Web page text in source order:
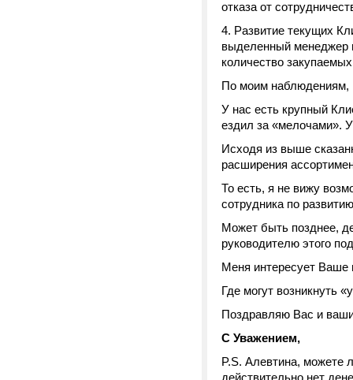
отказа от
4. Развитие текущих
выделенный менеджер
количество
По моим наблюдениям,
У нас есть крупный
ездил за «мелочами».
Исходя из выше
расширения
То есть, я не вижу
сотрудника по
Может быть позднее,
руководителю этого
Меня интересует Ваше
Где могут возникнуть
Поздравляю Вас и
С Уважением,
P.S. Алевтина, можете
действительно нет